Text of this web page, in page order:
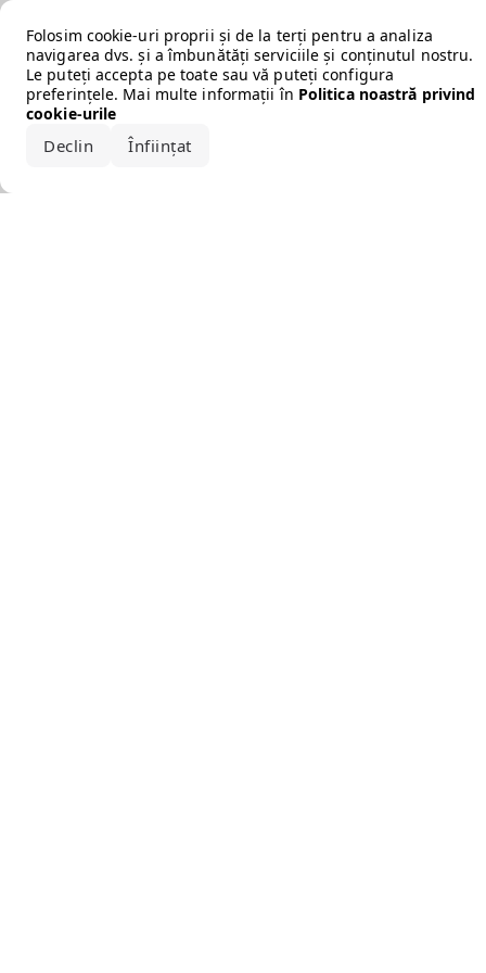
Folosim cookie-uri proprii și de la terți pentru a analiza
navigarea dvs. și a îmbunătăți serviciile și conținutul nostru.
Le puteți accepta pe toate sau vă puteți configura
preferințele. Mai multe informații în Politica noastră privind
cookie-urile
Declin Înființat
Error loading the brand